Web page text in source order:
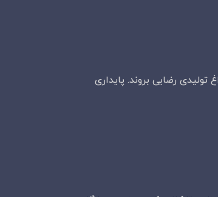
تولیدی رضایی بروند. پایداری